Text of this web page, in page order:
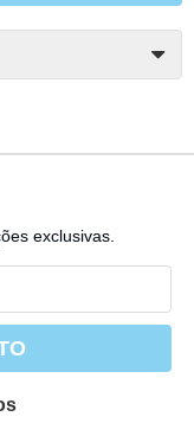
exclusivas.